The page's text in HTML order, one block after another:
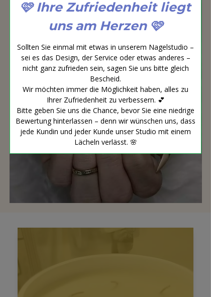
🩷 Ihre Zufriedenheit liegt
uns am Herzen 🩷
Sollten Sie einmal mit etwas in unserem Nagelstudio –
sei es das Design, der Service oder etwas anderes –
nicht ganz zufrieden sein, sagen Sie uns bitte gleich
Bescheid.
Wir möchten immer die Möglichkeit haben, alles zu
Ihrer Zufriedenheit zu verbessern. 💕
Bitte geben Sie uns die Chance, bevor Sie eine niedrige
Bewertung hinterlassen – denn wir wünschen uns, dass
jede Kundin und jeder Kunde unser Studio mit einem
Lächeln verlässt. 🌸